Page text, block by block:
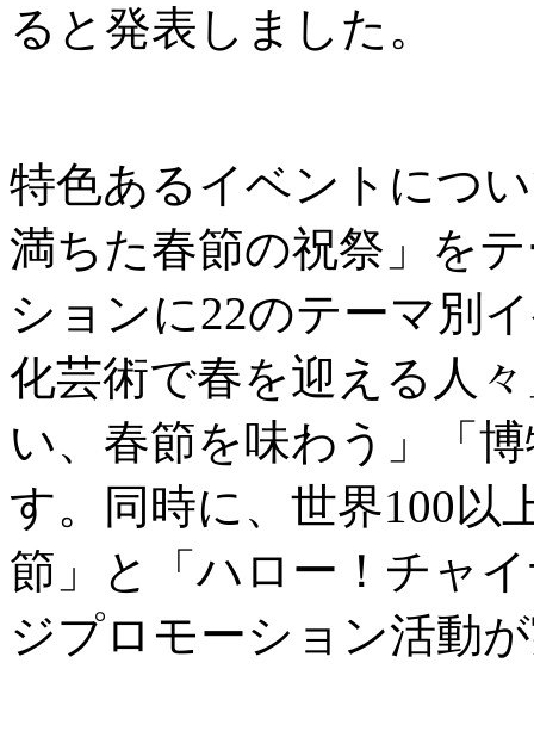
ると発表しました。
特色あるイベントにつ
満ちた春節の祝祭」を
ションに22のテーマ別
化芸術で春を迎える人
い、春節を味わう」「
す。同時に、世界100以
節」と「ハロー！チャ
ジプロモーション活動